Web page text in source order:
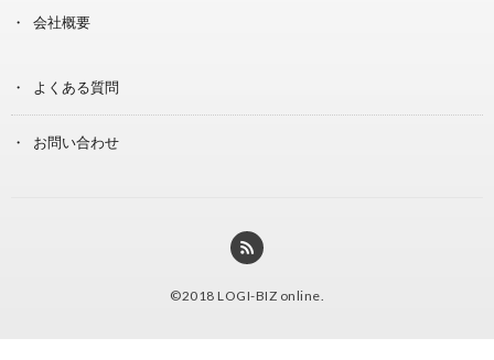
会社概要
よくある質問
お問い合わせ
©2018 LOGI-BIZ online.